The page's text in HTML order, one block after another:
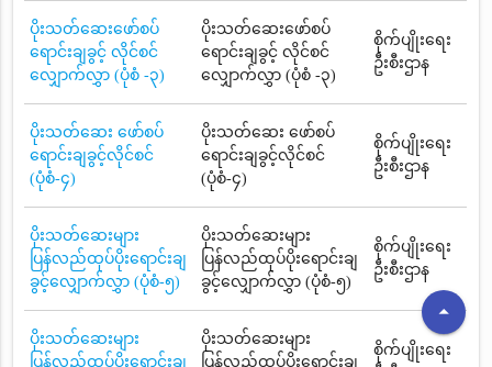
ပိုးသတ်ဆေးဖော်စပ်
ရောင်းချခွင့် လိုင်စင်
လျှောက်လွှာ (ပုံစံ -၃)
ပိုးသတ်ဆေးဖော်စပ်
ရောင်းချခွင့် လိုင်စင်
လျှောက်လွှာ (ပုံစံ -၃)
စိုက်ပျိုးရေး
ဦးစီးဌာန
ပိုးသတ်ဆေး ဖော်စပ်
ရောင်းချခွင့်လိုင်စင်
(ပုံစံ-၄)
ပိုးသတ်ဆေး ဖော်စပ်
ရောင်းချခွင့်လိုင်စင်
(ပုံစံ-၄)
စိုက်ပျိုးရေး
ဦးစီးဌာန
ပိုးသတ်ဆေးများ
ပြန်လည်ထုပ်ပိုးရောင်းချ
ခွင့်လျှောက်လွှာ (ပုံစံ-၅)
ပိုးသတ်ဆေးများ
ပြန်လည်ထုပ်ပိုးရောင်းချ
ခွင့်လျှောက်လွှာ (ပုံစံ-၅)
စိုက်ပျိုးရေး
ဦးစီးဌာန
ပိုးသတ်ဆေးများ
ပြန်လည်ထုပ်ပိုးရောင်းချ
ပိုးသတ်ဆေးများ
ပြန်လည်ထုပ်ပိုးရောင်းချ
စိုက်ပျိုးရေး
arrow_drop_up